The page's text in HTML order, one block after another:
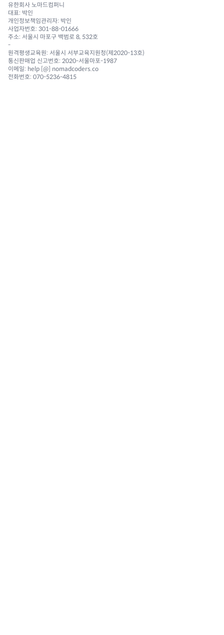
유한회사 노마드컴퍼니
대표: 박인
개인정보책임관리자: 박인
사업자번호: 301-88-01666
주소: 서울시 마포구 백범로 8, 532호
-
원격평생교육원: 서울시 서부교육지원청(제2020-13호)
통신판매업 신고번호: 2020-서울마포-1987
이메일: help [@] nomadcoders.co
전화번호: 070-5236-4815